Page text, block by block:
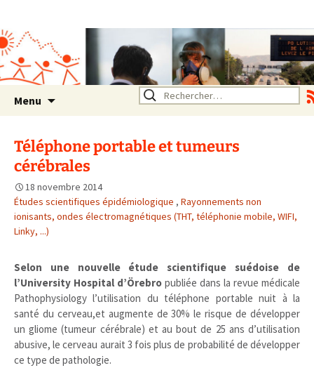
Rhône Alpes
Un environnement sain pour
la santé de tous
Menu Rechercher :
Téléphone portable et tumeurs
cérébrales
18 novembre 2014
Études scientifiques épidémiologique , Rayonnements non
ionisants, ondes électromagnétiques (THT, téléphonie mobile, WIFI,
Linky, ...)
Selon une nouvelle étude scientifique suédoise de
l’University Hospital d’Örebro publiée dans la revue médicale
Pathophysiology l’utilisation du téléphone portable nuit à la
santé du cerveau,et augmente de 30% le risque de développer
un gliome (tumeur cérébrale) et au bout de 25 ans d’utilisation
abusive, le cerveau aurait 3 fois plus de probabilité de développer
ce type de pathologie.